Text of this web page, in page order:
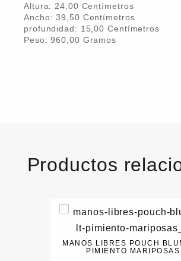
Altura: 24,00 Centímetros
Ancho:39,50 Centímetros
profundidad: 15,00 Centímetros
Peso:960,00 Gramos
Productos
MANOS LIBRES POUCH
PIMIENTO MARIPOSAS